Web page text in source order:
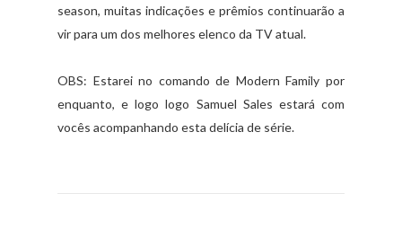
season, muitas indicações e prêmios continuarão a
vir para um dos melhores elenco da TV atual.
OBS: Estarei no comando de Modern Family por
enquanto, e logo logo Samuel Sales estará com
vocês acompanhando esta delícia de série.